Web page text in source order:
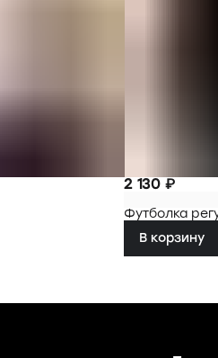
2 130 ₽
Футболка
В корзину